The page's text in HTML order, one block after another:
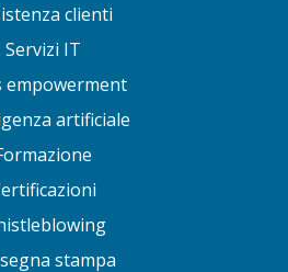
clienti
Servizi IT
empowerment
artificiale
stampa